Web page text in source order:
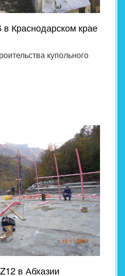
в Краснодарском крае
купольного
в Абхазии